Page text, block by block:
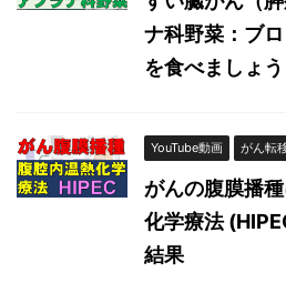
ナ科野菜：ブ
を食べましょう
YouTube動画 がん転
がんの腹膜播
化学療法
結果